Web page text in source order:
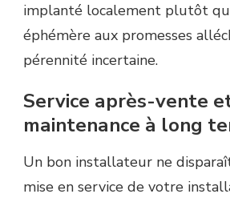
implanté localement plutôt
éphémère aux promesses
pérennité incertaine.
Service après-vente
maintenance à long
Un bon installateur ne
mise en service de votre